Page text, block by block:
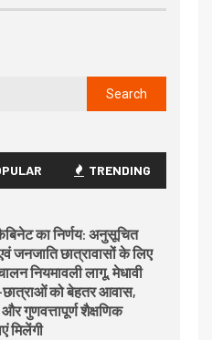
TRENDING
का निर्णय: अनुसूचित
जनजाति छात्रावासों के लिए
नियमावली लागू, मेधावी
को बेहतर आवास,
गुणवत्तापूर्ण शैक्षणिक
मिलेंगी